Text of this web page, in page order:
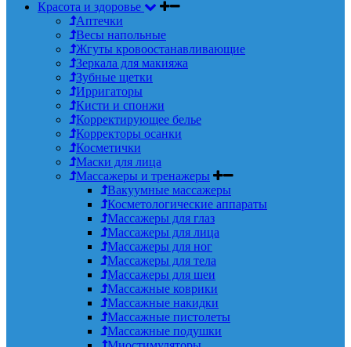
Красота и здоровье
Аптечки
Весы напольные
Жгуты кровоостанавливающие
Зеркала для макияжа
Зубные щетки
Ирригаторы
Кисти и спонжи
Корректирующее белье
Корректоры осанки
Косметички
Маски для лица
Массажеры и тренажеры
Вакуумные массажеры
Косметологические аппараты
Массажеры для глаз
Массажеры для лица
Массажеры для ног
Массажеры для тела
Массажеры для шеи
Массажные коврики
Массажные накидки
Массажные пистолеты
Массажные подушки